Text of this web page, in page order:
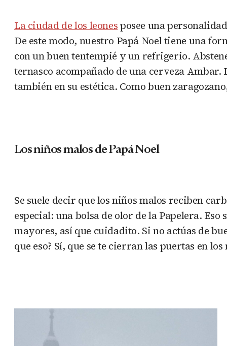
La ciudad de los leonesposee una
De este modo, nuestro Papá Noel tiene una
con un buen tentempié y un refrigerio.
ternasco acompañado de una cerveza Ambar.
también en su estética. Como buen
Los niños malos de Papá Noel
Se suele decir que los niños malos reciben
especial: una bolsa de olor de la Papelera.
mayores, así que cuidadito. Si no actúas de
que eso? Sí, que se te cierran las puertas en